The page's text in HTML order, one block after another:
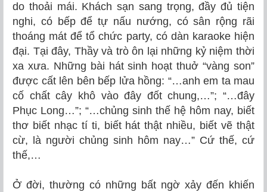
do thoải mái. Khách sạn sang trọng, đầy đủ tiện
nghi, có bếp để tự nấu nướng, có sân rộng rãi
thoáng mát để tổ chức party, có dàn karaoke hiện
đại. Tại đây, Thầy và trò ôn lại những kỷ niệm thời
xa xưa. Những bài hát sinh hoạt thuở “vàng son”
được cất lên bên bếp lửa hồng: “…anh em ta mau
cố chất cây khô vào đây đốt chung,…”; “…đây
Phục Long…”; “…chủng sinh thế hệ hôm nay, biết
thơ biết nhạc tí ti, biết hát thật nhiều, biết vẽ thật
cừ, là người chủng sinh hôm nay…” Cứ thế, cứ
thế,…
Ở đời, thường có những bất ngờ xảy đến khiến